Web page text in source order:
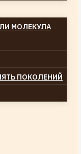
МОЛЕКУЛА
ПОКОЛЕНИЙ